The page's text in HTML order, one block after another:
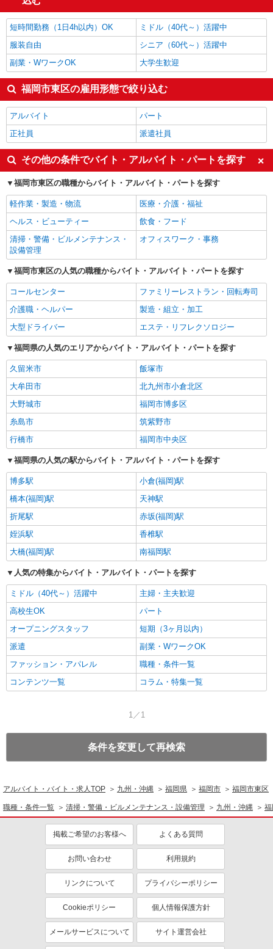
看護師・保健師・看護助手・助産師
福岡市東区の他の職種の平均時給を見る
短時間勤務（1日4h以内）OK
ミドル（40代～）活躍中
服装自由
シニア（60代～）活躍中
副業・WワークOK
大学生歓迎
福岡市東区の雇用形態で絞り込む
アルバイト
パート
正社員
派遣社員
その他の条件でバイト・アルバイト・パートを探す
福岡市東区の職種からバイト・アルバイト・パートを探す
軽作業・製造・物流
医療・介護・福祉
ヘルス・ビューティー
飲食・フード
清掃・警備・ビルメンテナンス・
設備管理
オフィスワーク・事務
福岡市東区の人気の職種からバイト・アルバイト・パートを探す
コールセンター
ファミリーレストラン・回転寿司
介護職・ヘルパー
製造・組立・加工
大型ドライバー
エステ・リフレクソロジー
福岡県の人気のエリアからバイト・アルバイト・パートを探す
久留米市
飯塚市
大牟田市
北九州市小倉北区
大野城市
福岡市博多区
糸島市
筑紫野市
行橋市
福岡市中央区
福岡県の人気の駅からバイト・アルバイト・パートを探す
博多駅
小倉(福岡)駅
橋本(福岡)駅
天神駅
折尾駅
赤坂(福岡)駅
姪浜駅
香椎駅
大橋(福岡)駅
南福岡駅
人気の特集からバイト・アルバイト・パートを探す
ミドル（40代～）活躍中
主婦・主夫歓迎
高校生OK
パート
オープニングスタッフ
短期（3ヶ月以内）
派遣
副業・WワークOK
ファッション・アパレル
職種・条件一覧
コンテンツ一覧
コラム・特集一覧
1／1
条件を変更して再検索
アルバイト・バイト・求人TOP 九州・沖縄 福岡県 福岡市 福岡市東区
職種・条件一覧 清掃・警備・ビルメンテナンス・設備管理 九州・沖縄
掲載ご希望のお客様へ よくある質問
お問い合わせ 利用規約
リンクについて プライバシーポリシー
Cookieポリシー 個人情報保護方針
メールサービスについて サイト運営会社